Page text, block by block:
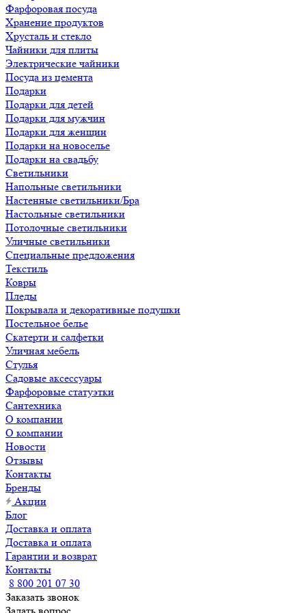
Фарфоровая посуда
Хранение продуктов
Хрусталь и стекло
Чайники для плиты
Электрические чайники
Посуда из цемента
Подарки
Подарки для детей
Подарки для мужчин
Подарки для женщин
Подарки на новоселье
Подарки на свадьбу
Светильники
Напольные светильники
Настенные светильники/Бра
Настольные светильники
Потолочные светильники
Уличные светильники
Специальные предложения
Текстиль
Ковры
Пледы
Покрывала и декоративные подушки
Постельное белье
Скатерти и салфетки
Уличная мебель
Стулья
Садовые аксессуары
Фарфоровые статуэтки
Сантехника
О компании
О компании
Новости
Отзывы
Контакты
Бренды
Акции
Блог
Доставка и оплата
Доставка и оплата
Гарантии и возврат
Контакты
8 800 201 07 30
Заказать звонок